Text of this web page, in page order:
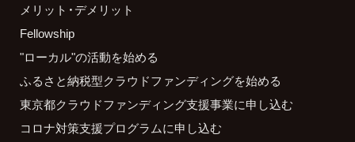
メリット・デメリット
Fellowship
"ローカル"の活動を始める
ふるさと納税型クラウドファンディングを始める
東京都クラウドファンディング支援事業に申し込む
コロナ対策支援プログラムに申し込む